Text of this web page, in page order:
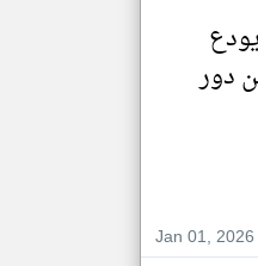
2025 من دور
Jan 01, 2026